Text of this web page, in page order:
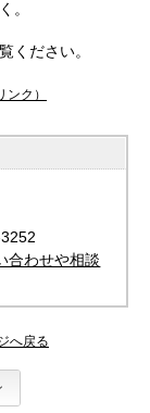
。
ください。
ンク）
合わせや相談
へ戻る